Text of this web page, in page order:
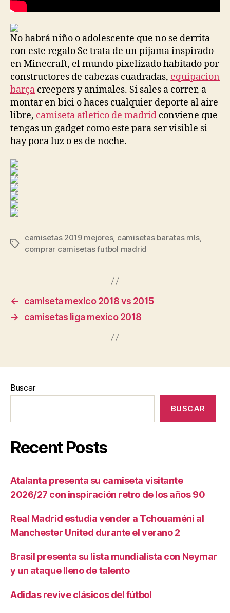
No habrá niño o adolescente que no se derrita
con este regalo Se trata de un pijama inspirado
en Minecraft, el mundo pixelizado habitado por
constructores de cabezas cuadradas, equipacion
barça creepers y animales. Si sales a correr, a
montar en bici o haces cualquier deporte al aire
libre, camiseta atletico de madrid conviene que
tengas un gadget como este para ser visible si
hay poca luz o es de noche.
Etiquetas
camisetas 2019 mejores, camisetas baratas mls,
comprar camisetas futbol madrid
←
camiseta mexico 2018 vs 2015
→
camisetas liga mexico 2018
Buscar
BUSCAR
Recent Posts
Atalanta presenta su camiseta visitante
2026/27 con inspiración retro de los años 90
Real Madrid estudia vender a Tchouaméni al
Manchester United durante el verano 2
Brasil presenta su lista mundialista con Neymar
y un ataque lleno de talento
Adidas revive clásicos del fútbol